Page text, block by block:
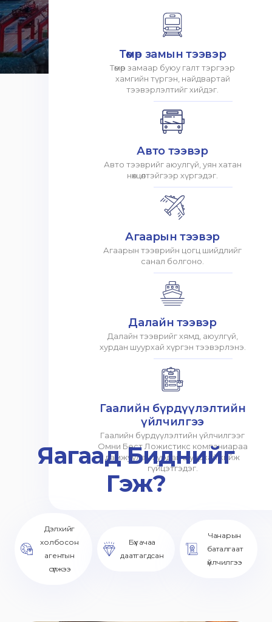
Төмөр замын тээвэр
Төмөр замаар буюу галт тэргээр
хамгийн түргэн, найдвартай
тээвэрлэлтийг хийдэг.
Авто тээвэр
Авто тээврийг аюулгүй, уян хатан
нөхцөлтэйгээр хүргэдэг.
Агаарын тээвэр
Агаарын тээврийн цогц шийдлийг
санал болгоно.
Далайн тээвэр
Далайн тээврийг хямд, аюулгүй,
хурдан шуурхай хүргэн тээвэрлэнэ.
Гаалийн бүрдүүлэлтийн
үйлчилгээ
Гаалийн бүрдүүлэлтийн үйлчилгээг
Омни Бест Ложистикс компаниараа
дамжуулан хурдан шуурхай хийж
гүйцэтгэдэг.
Яагаад Биднийг
Гэж?
Дэлхийг
холбосон
агентын
сүлжээ
Бүх ачаа
даатгагдсан
Чанарын
баталгаат
үйлчилгээ